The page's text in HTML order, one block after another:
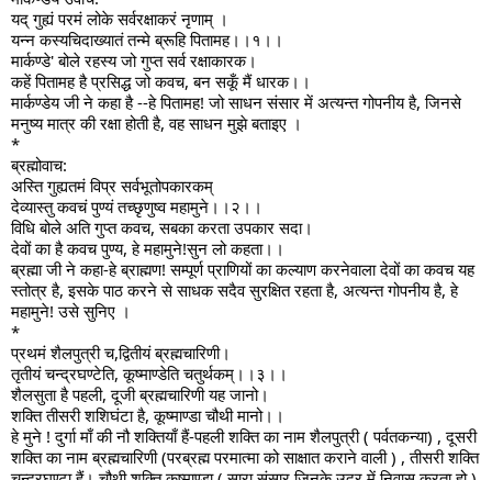
यद् गुह्यं परमं लोके सर्वरक्षाकरं नृणाम् ।
यन्न कस्यचिदाख्यातं तन्मे ब्रूहि पितामह।।१।।
मार्कण्डे' बोले रहस्य जो गुप्त सर्व रक्षाकारक।
कहें पितामह है प्रसिद्ध जो कवच, बन सकूँ मैं धारक।।
मार्कण्डेय जी ने कहा है --हे पितामह! जो साधन संसार में अत्यन्त गोपनीय है, जिनसे
मनुष्य मात्र की रक्षा होती है, वह साधन मुझे बताइए ।
*
ब्रह्मोवाच:
अस्ति गुह्यतमं विप्र सर्वभूतोपकारकम्
देव्यास्तु कवचं पुण्यं तच्छृणुष्व महामुने।।२।।
विधि बोले अति गुप्त कवच, सबका करता उपकार सदा।
देवों का है कवच पुण्य, हे महामुने!सुन लो कहता।।
ब्रह्मा जी ने कहा-हे ब्राह्मण! सम्पूर्ण प्राणियों का कल्याण करनेवाला देवों का कवच यह
स्तोत्र है, इसके पाठ करने से साधक सदैव सुरक्षित रहता है, अत्यन्त गोपनीय है, हे
महामुने! उसे सुनिए ।
*
प्रथमं शैलपुत्री च,द्वितीयं ब्रह्मचारिणी।
तृतीयं चन्द्रघण्टेति, कूष्माण्डेति चतुर्थकम्।।३।।
शैलसुता है पहली, दूजी ब्रह्मचारिणी यह जानो।
शक्ति तीसरी शशिघंटा है, कूष्माण्डा चौथी मानो।।
हे मुने ! दुर्गा माँ की नौ शक्तियाँ हैं-पहली शक्ति का नाम शैलपुत्री ( पर्वतकन्या) , दूसरी
शक्ति का नाम ब्रह्मचारिणी (परब्रह्म परमात्मा को साक्षात कराने वाली ) , तीसरी शक्ति